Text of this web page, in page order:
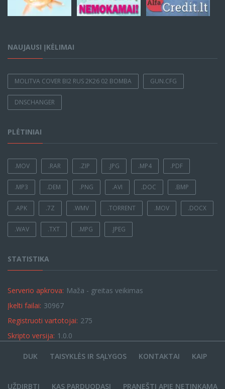
NAUJAUSI ĮKĖLIMAI
MOLITVA COVER BI2 RUS 2K26 02 BOMBA GUN.CFG
DNSCHANGER
PLĖTINIAI
.MOV .RAR .ZIP .JPG .MP4 .PDF
.MP3 .DEM .PNG .AVI .DOC .BMP
.APK .7Z .WMV .TORRENT .MOV .DOCX
.WAV .TXT .MPG .JPEG
STATISTIKA
Serverio apkrova: Maža - greitas veikimas
Įkelti failai: 30967
Registruoti vartotojai: 275
Skripto versija: 1.0.0
DUK TAISYKLĖS IR SĄLYGOS KONTAKTAI KAIP
UŽDIRBTI KAS PARDUODASI PRANEŠTI APIE NETINKAMĄ